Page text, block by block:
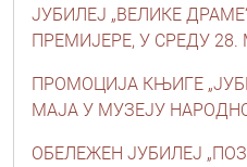
ЈУБИЛЕЈ „ВЕЛИКЕ
ПРЕМИЈЕРЕ, У СРЕДУ 28.
ПРОМОЦИЈА КЊИГЕ
МАЈА У МУЗЕЈУ
ОБЕЛЕЖЕН ЈУБИЛЕЈ